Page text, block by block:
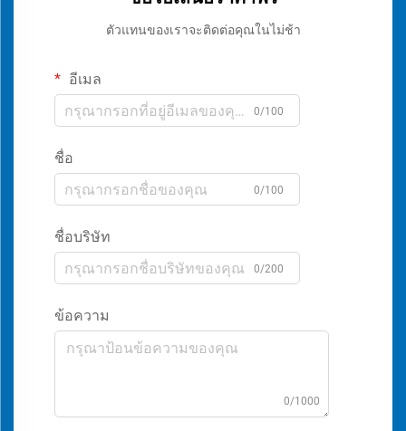
ตัวแทนของเราจะติดต่อคุณในไม่ช้า
อีเมล
0/100
ชื่อ
0/100
ชื่อบริษัท
0/200
ข้อความ
0/1000